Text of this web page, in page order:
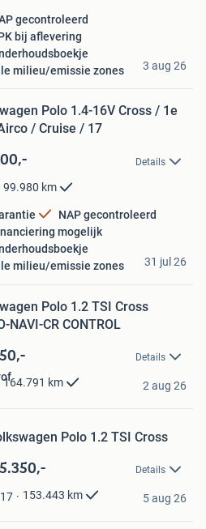
gecontroleerd
bij aflevering
milieu/emissie zones
3 aug 26
Polo 1.4-16V Cross / 1e
/ Cruise / 17
Details
99.980 km
NAP gecontroleerd
mogelijk
milieu/emissie zones
31 jul 26
Polo 1.2 TSI Cross
NAVI-CR CONTROL
Details
164.791 km 2 aug 26
Polo 1.2 TSI Cross
Details
153.443 km 5 aug 26